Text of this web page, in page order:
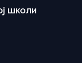
школи